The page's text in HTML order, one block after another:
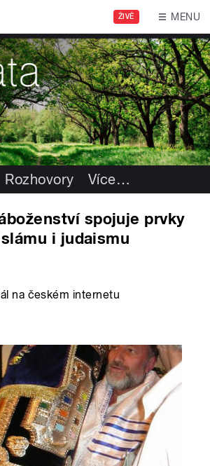
ŽIVĚ MENU
Rozhovory Více…
spojuje prvky
i judaismu
na českém internetu